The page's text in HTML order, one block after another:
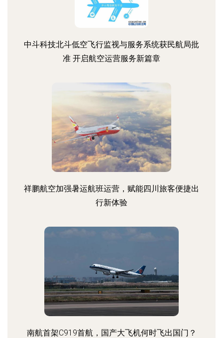
中斗科技北斗低空飞行监视与服务系统获民航局批
准 开启航空运营服务新篇章
祥鹏航空加强暑运航班运营，赋能四川旅客便捷出
行新体验
南航首架C919首航，国产大飞机何时飞出国门？